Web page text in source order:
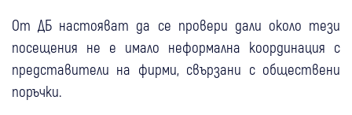
От ДБ настояват да се провери дали около тези
посещения не е имало неформална координация с
представители на фирми, свързани с обществени
поръчки.